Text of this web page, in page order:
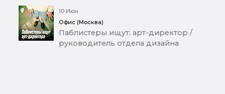
10 Июн
Офис (Москва)
Паблистеры ищут: арт-директор /
руководитель отдела дизайна